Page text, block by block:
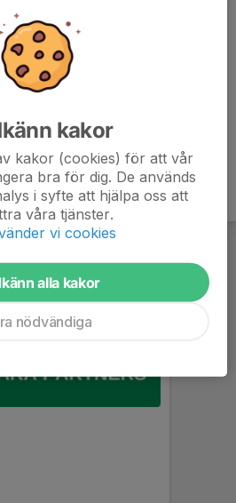
kakor
kakor (cookies) för att vår
bra för dig. De används
i syfte att hjälpa oss att
våra tjänster.
vi cookies
alla kakor
nödvändiga